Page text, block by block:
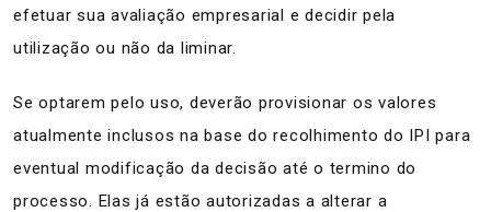
efetuar sua avaliação empresarial e decidir pela
utilização ou não da liminar.
Se optarem pelo uso, deverão provisionar os valores
atualmente inclusos na base do recolhimento do IPI para
eventual modificação da decisão até o termino do
processo. Elas já estão autorizadas a alterar a